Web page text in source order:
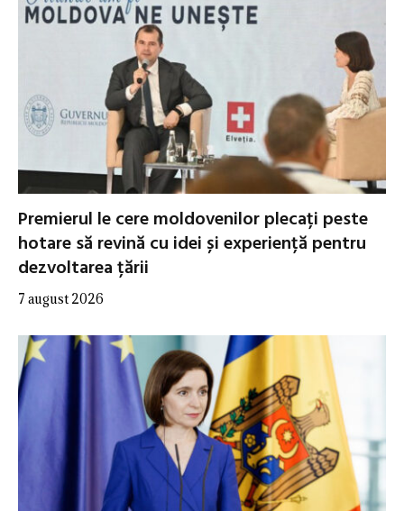
Premierul le cere moldovenilor plecați peste
hotare să revină cu idei și experiență pentru
dezvoltarea țării
7 august 2026